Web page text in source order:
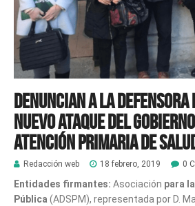
Denuncian a la
nuevo ataque del
Atención Primaria de
Redacción web 18 febrero, 2019 0
Entidades firmantes: Asociación para
Pública (ADSPM), representada por D.